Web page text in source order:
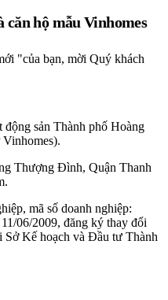
hộ mẫu Vinhomes
"của bạn, mời Quý khách
sản Thành phố Hoàng
Thượng Đình, Quận Thanh
mã số doanh nghiệp:
06/2009, đăng ký thay đổi
Sở Kế hoạch và Đầu tư Thành